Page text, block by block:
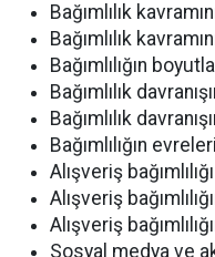
Bağımlılık
Bağımlılık
Bağımlılığın
Bağımlılık
Bağımlılık
Bağımlılığın evreleri
Alışveriş bağımlılığı
Alışveriş
Alışveriş
Sosyal medya ve